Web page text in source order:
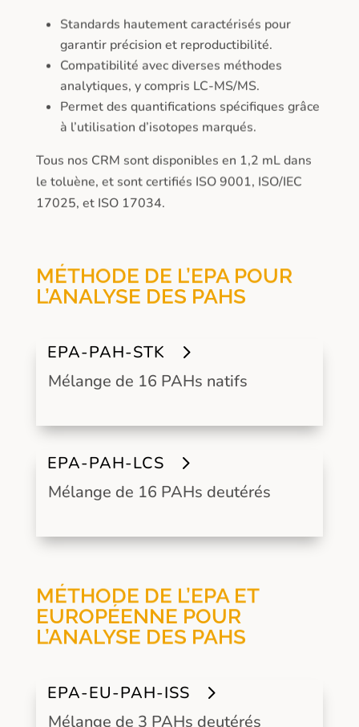
Standards hautement caractérisés pour
garantir précision et reproductibilité.
Compatibilité avec diverses méthodes
analytiques, y compris LC-MS/MS.
Permet des quantifications spécifiques grâce
à l’utilisation d’isotopes marqués.
Tous nos CRM sont disponibles en 1,2 mL dans
le toluène, et sont certifiés ISO 9001, ISO/IEC
17025, et ISO 17034.
MÉTHODE DE L’EPA POUR
L’ANALYSE DES PAHS
EPA-PAH-STK
Mélange de 16 PAHs natifs
EPA-PAH-LCS
Mélange de 16 PAHs deutérés
MÉTHODE DE L’EPA ET
EUROPÉENNE POUR
L’ANALYSE DES PAHS
EPA-EU-PAH-ISS
Mélange de 3 PAHs deutérés